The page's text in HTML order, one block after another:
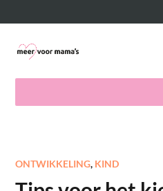
ONTWIKKELING, KIND